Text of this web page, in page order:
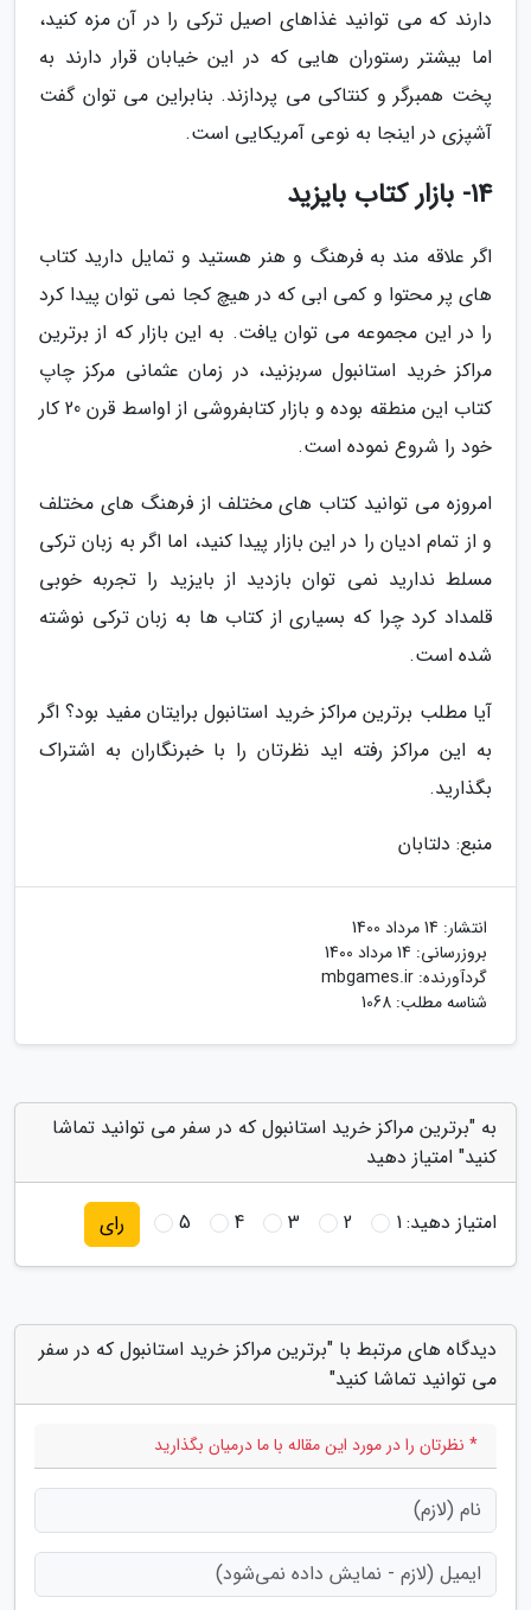
دارند که می توانید غذاهای اصیل ترکی را در آن مزه کنید،
اما بیشتر رستوران هایی که در این خیابان قرار دارند به
پخت همبرگر و کنتاکی می پردازند. بنابراین می توان گفت
آشپزی در اینجا به نوعی آمریکایی است.
14- بازار کتاب بایزید
اگر علاقه مند به فرهنگ و هنر هستید و تمایل دارید کتاب
های پر محتوا و کمی ابی که در هیچ کجا نمی توان پیدا کرد
را در این مجموعه می توان یافت. به این بازار که از برترین
مراکز خرید استانبول سربزنید، در زمان عثمانی مرکز چاپ
کتاب این منطقه بوده و بازار کتابفروشی از اواسط قرن 20 کار
خود را شروع نموده است.
امروزه می توانید کتاب های مختلف از فرهنگ های مختلف
و از تمام ادیان را در این بازار پیدا کنید، اما اگر به زبان ترکی
مسلط ندارید نمی توان بازدید از بایزید را تجربه خوبی
قلمداد کرد چرا که بسیاری از کتاب ها به زبان ترکی نوشته
شده است.
آیا مطلب برترین مراکز خرید استانبول برایتان مفید بود؟ اگر
به این مراکز رفته اید نظرتان را با خبرنگاران به اشتراک
بگذارید.
منبع: دلتابان
انتشار: 14 مرداد 1400
بروزرسانی: 14 مرداد 1400
گردآورنده: mbgames.ir
شناسه مطلب: 1068
به "برترین مراکز خرید استانبول که در سفر می توانید تماشا
کنید" امتیاز دهید
امتیاز دهید:1
2
3
4
5 رای
دیدگاه های مرتبط با "برترین مراکز خرید استانبول که در سفر
می توانید تماشا کنید"
* نظرتان را در مورد این مقاله با ما درمیان بگذارید